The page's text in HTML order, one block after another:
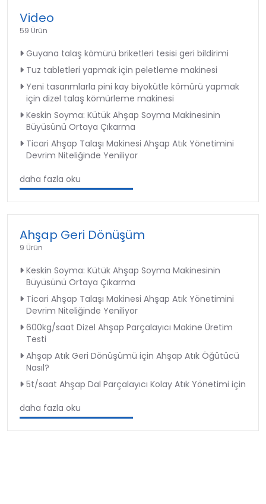
Video
59 Ürün
Guyana talaş kömürü briketleri tesisi geri bildirimi
Tuz tabletleri yapmak için peletleme makinesi
Yeni tasarımlarla pini kay biyokütle kömürü yapmak
için dizel talaş kömürleme makinesi
Keskin Soyma: Kütük Ahşap Soyma Makinesinin
Büyüsünü Ortaya Çıkarma
Ticari Ahşap Talaşı Makinesi Ahşap Atık Yönetimini
Devrim Niteliğinde Yeniliyor
daha fazla oku
Ahşap Geri Dönüşüm
9 Ürün
Keskin Soyma: Kütük Ahşap Soyma Makinesinin
Büyüsünü Ortaya Çıkarma
Ticari Ahşap Talaşı Makinesi Ahşap Atık Yönetimini
Devrim Niteliğinde Yeniliyor
600kg/saat Dizel Ahşap Parçalayıcı Makine Üretim
Testi
Ahşap Atık Geri Dönüşümü için Ahşap Atık Öğütücü
Nasıl?
5t/saat Ahşap Dal Parçalayıcı Kolay Atık Yönetimi için
daha fazla oku